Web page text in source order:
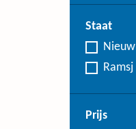
Staat
Nieuw
Ramsj
Prijs